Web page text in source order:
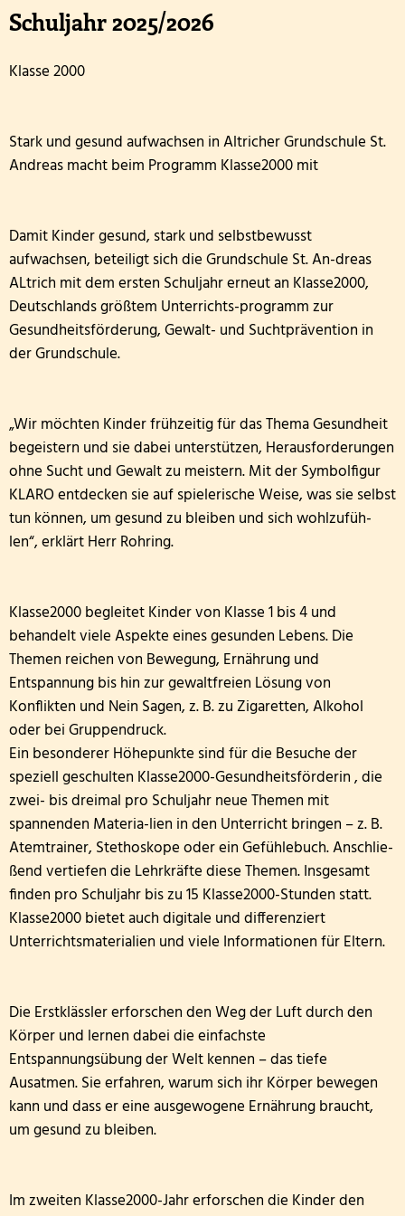
Wandertag am sechsten Oktober
Klasse 2000 - die erste Stunde in der
Autorenlesung Sascha Gutzeit 27.11.2025
Theaterfahrt nach Trier 2025
Adventsfensteraktion 3. Schuljahr-2
FETTER DONNERSTAG - DIE MÖHNEN
Besuch der dritten Klassen in der Kläranlage
Klasse 2000! bei den Wölflingen
Wandertag am 24.03.2026
Die 4. Klasse war in der Wildbadmühle
Schwimmwettbewerb 2026
Rollstuhlprojekt
Die Wölflinge in der Bäckerei Wildbadmühle
Die Drittklässler bei den Waldjugendspielen
Die Frösche zu Besuch in der Wildbadmühle
Känguru Wettbewerb 2026
Fußballturnier Kreismeisterschaft der Mädchen
Blumen pflanzen für die Fensterbänke
Sportfest der Grundschule St. Andreas Altrich
Der amtierende Vizeweltmeister im
Kreissportfest 2026
Personal
Schuljahr 2025/2026
Klasse 2000
Stark und gesund aufwachsen in Altricher Grundschule St.
Andreas macht beim Programm Klasse2000 mit
Damit Kinder gesund, stark und selbstbewusst
aufwachsen, beteiligt sich die Grundschule St. An-dreas
ALtrich mit dem ersten Schuljahr erneut an Klasse2000,
Deutschlands größtem Unterrichts-programm zur
Gesundheitsförderung, Gewalt- und Suchtprävention in
der Grundschule.
„Wir möchten Kinder frühzeitig für das Thema Gesundheit
begeistern und sie dabei unterstützen, Herausforderungen
ohne Sucht und Gewalt zu meistern. Mit der Symbolfigur
KLARO entdecken sie auf spielerische Weise, was sie selbst
tun können, um gesund zu bleiben und sich wohlzufüh-
len“, erklärt Herr Rohring.
Klasse2000 begleitet Kinder von Klasse 1 bis 4 und
behandelt viele Aspekte eines gesunden Lebens. Die
Themen reichen von Bewegung, Ernährung und
Entspannung bis hin zur gewaltfreien Lösung von
Konflikten und Nein Sagen, z. B. zu Zigaretten, Alkohol
oder bei Gruppendruck.
Ein besonderer Höhepunkte sind für die Besuche der
speziell geschulten Klasse2000-Gesundheitsförderin , die
zwei- bis dreimal pro Schuljahr neue Themen mit
spannenden Materia-lien in den Unterricht bringen – z. B.
Atemtrainer, Stethoskope oder ein Gefühlebuch. Anschlie-
ßend vertiefen die Lehrkräfte diese Themen. Insgesamt
finden pro Schuljahr bis zu 15 Klasse2000-Stunden statt.
Klasse2000 bietet auch digitale und differenziert
Unterrichtsmaterialien und viele Informationen für Eltern.
Die Erstklässler erforschen den Weg der Luft durch den
Körper und lernen dabei die einfachste
Entspannungsübung der Welt kennen – das tiefe
Ausatmen. Sie erfahren, warum sich ihr Körper bewegen
kann und dass er eine ausgewogene Ernährung braucht,
um gesund zu bleiben.
Im zweiten Klasse2000-Jahr erforschen die Kinder den